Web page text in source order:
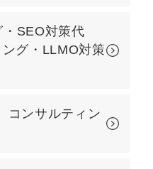
SEO対策代
グ・LLMO対策
コンサルティン